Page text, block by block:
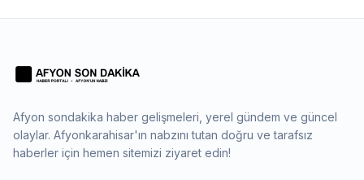
Afyon sondakika haber gelişmeleri, yerel gündem ve güncel
olaylar. Afyonkarahisar'ın nabzını tutan doğru ve tarafsız
haberler için hemen sitemizi ziyaret edin!